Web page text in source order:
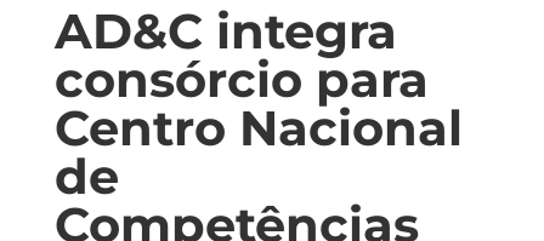
AD&C integra
consórcio para
Centro Nacional
de
Competências